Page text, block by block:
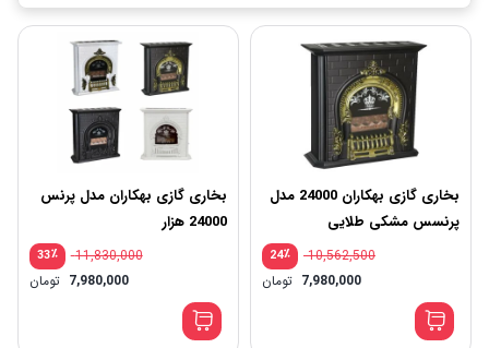
بخاری گازی بهکاران 24000 مدل
پرنسس مشکی طلایی
٪24 10,562,500
7,980,000 تومان
7,980,000 تومان.
بخاری گازی بهکاران مدل پرنس
24000 هزار
٪33
11,830,000
7,980,000 تومان